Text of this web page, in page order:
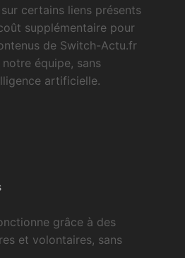
certains liens présents
supplémentaire pour
de Switch-Actu.fr
équipe, sans
artificielle.
grâce à des
et volontaires, sans